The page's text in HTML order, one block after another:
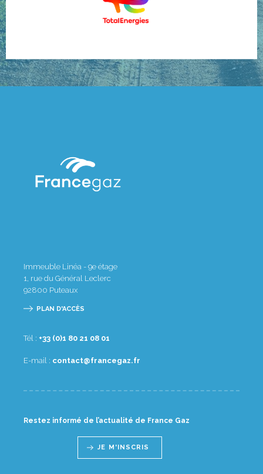
Immeuble Linéa - 9e étage
1, rue du Général Leclerc
92800 Puteaux
PLAN D'ACCÈS
Tél : 10 80 12 08 1(0) 33+
E-mail : rf.zagecnarf@tcatnoc
Restez informé de l’actualité de France Gaz
JE M'INSCRIS